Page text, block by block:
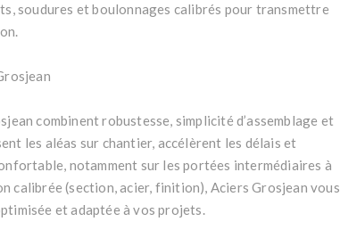
soudures et boulonnages calibrés pour transmettre
combinent robustesse, simplicité d’assemblage et
les aléas sur chantier, accélèrent les délais et
notamment sur les portées intermédiaires à
calibrée (section, acier, finition), Aciers Grosjean vous
et adaptée à vos projets.